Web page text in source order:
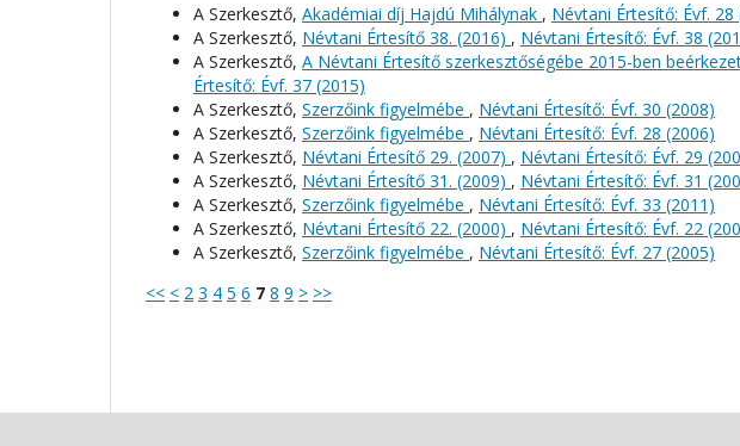
A Szerkesztő, Akadémiai díj Hajdú Mihálynak , Névtani Értesítő: Évf. 28
A Szerkesztő, Névtani Értesítő 38. (2016) , Névtani Értesítő: Évf. 38
A Szerkesztő, A Névtani Értesítő szerkesztőségébe 2015-ben
Értesítő: Évf. 37 (2015)
A Szerkesztő, Szerzőink figyelmébe , Névtani Értesítő: Évf. 30 (2008)
A Szerkesztő, Szerzőink figyelmébe , Névtani Értesítő: Évf. 28 (2006)
A Szerkesztő, Névtani Értesítő 29. (2007) , Névtani Értesítő: Évf. 29
A Szerkesztő, Névtani Értesítő 31. (2009) , Névtani Értesítő: Évf. 31
A Szerkesztő, Szerzőink figyelmébe , Névtani Értesítő: Évf. 33 (2011)
A Szerkesztő, Névtani Értesítő 22. (2000) , Névtani Értesítő: Évf. 22
A Szerkesztő, Szerzőink figyelmébe , Névtani Értesítő: Évf. 27 (2005)
<< < 2 3 4 5 6 7 8 9 > >>